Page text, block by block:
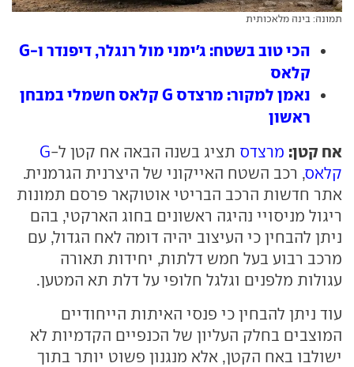
תמונה: בינה מלאכותית
הכי טוב בשטח: ג'ימני מול רנגלר, דיפנדר ו-G
קלאס
נאמן למקור: מרצדס G קלאס חשמלי במבחן
ראשון
אח קטן: מרצדס תציג בשנה הבאה אח קטן ל-G
קלאס, רכב השטח האייקוני של היצרנית הגרמנית.
אתר חדשות הרכב הבריטי אוטוקאר פרסם תמונות
ריגול מניסויי נהיגה ראשונים בחוג הארקטי, בהם
ניתן להבחין כי העיצוב יהיה דומה לאח הגדול, עם
מרכב רבוע בעל חמש דלתות, יחידות תאורה
עגולות מלפנים וגלגל חלופי על דלת תא המטען.
עוד ניתן להבחין כי פנסי האיתות הייחודיים
המוצבים בחלק העליון של הכנפיים הקדמיות לא
ישולבו באח הקטן, אלא מנגנון פשוט יותר בתוך